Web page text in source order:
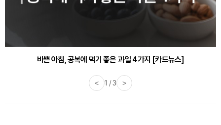
바쁜 아침, 공복에 먹기 좋은 과일 4가지 [카드뉴스]
< 1 / 3 >